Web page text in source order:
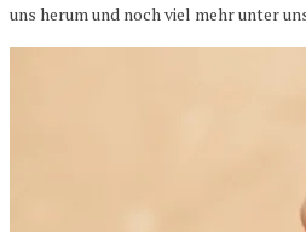
uns herum und noch viel mehr unter